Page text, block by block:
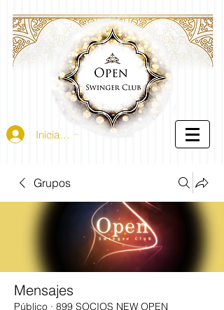
Iniciar sesión
Grupos
Mensajes
Público · 899 SOCIOS NEW OPEN